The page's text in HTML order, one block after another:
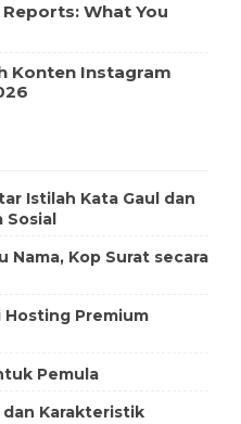
What You
Konten Instagram
Istilah Kata Gaul dan
Sosial
Nama, Kop Surat secara
Hosting Premium
Pemula
Karakteristik